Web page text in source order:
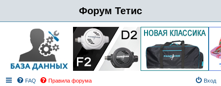
Форум Тетис
FAQ Правила форума Вход